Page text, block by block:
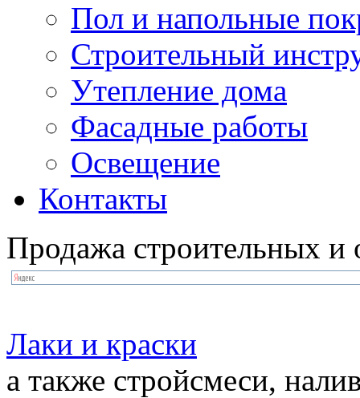
Пол и напольные
Строительный
Утепление дома
Фасадные работы
Освещение
Контакты
Продажа строительных и
Лаки и краски
а также стройсмеси,